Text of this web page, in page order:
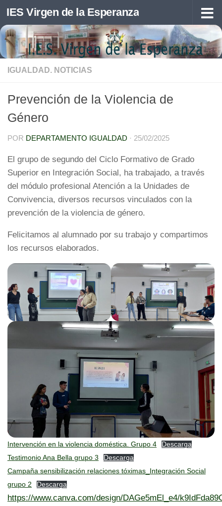
Saltar al contenido
IES Virgen de la Esperanza
IGUALDAD. NOTICIAS
Prevención de la Violencia de
Género
POR DEPARTAMENTO IGUALDAD · 25/02/2025
El grupo de segundo del Ciclo Formativo de Grado
Superior en Integración Social, ha trabajado, a través
del módulo profesional Atención a la Unidades de
Convivencia, diversos recursos vinculados con la
prevención de la violencia de género.
Felicitamos al alumnado por su trabajo y compartimos
los recursos elaborados.
Intervención en la violencia doméstica. Grupo 4
Descarga
Testimonio Ana Bella grupo 3
Descarga
Campaña sensibilización relaciones tóximas_Integración Social
grupo 2
Descarga
https://www.canva.com/design/DAGe5mEl_e4/